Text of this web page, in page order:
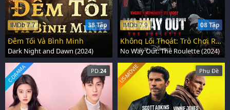
38 Tập
IMDb 7.7
Đêm Tối Và Bình Minh
Dark Night and Dawn (2024)
08 Tập
IMDb 7.9
Không Lối Thoát: Trò Chơi Roulette
No Way Out: The Roulette (2024)
PD. 24
C-DRAMA Phụ Đề
US-MOVIE